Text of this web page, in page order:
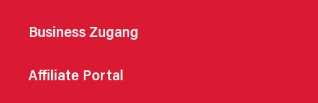
Business Zugang
Affiliate Portal